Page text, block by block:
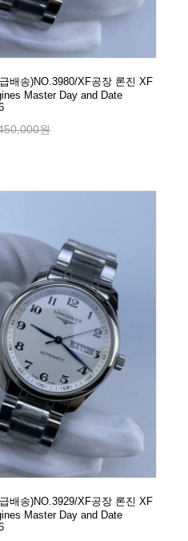
배송)NO.3980/XF공장 론진 XF
Master Day and Date
원
배송)NO.3929/XF공장 론진 XF
Master Day and Date